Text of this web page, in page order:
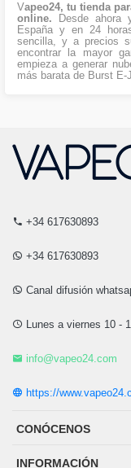
Vapeo24, tu tienda
online.
Desde ahora
España y en 24
sencilla, y a precios
encontrar la mayor
empieza a generar
más barata de Burst E-
+34 617630893
+34 617630893
Canal difusión
Lunes a viernes 10 -
info@vapeo24.com
https://
CONÓCENOS
INFORMACIÓN